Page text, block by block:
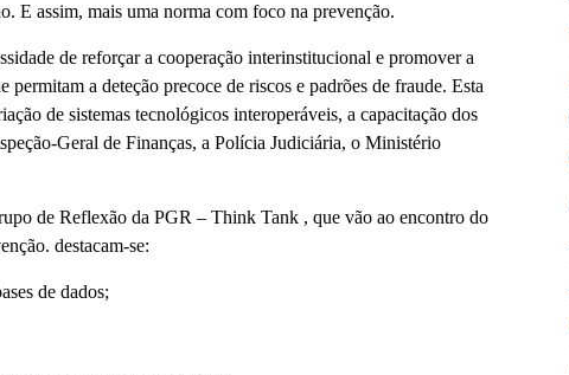
E assim, mais uma norma com foco na prevenção.
de reforçar a cooperação interinstitucional e promover a
a deteção precoce de riscos e padrões de fraude. Esta
de sistemas tecnológicos interoperáveis, a capacitação dos
Geral de Finanças, a Polícia Judiciária, o Ministério
de Reflexão da PGR – Think Tank , que vão ao encontro do
destacam-se:
de dados;